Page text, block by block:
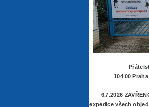
104 00
6.7.2026
expedice všech